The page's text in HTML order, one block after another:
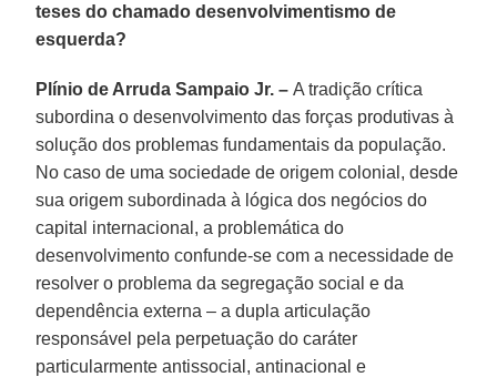
teses do chamado desenvolvimentismo de
esquerda?
Plínio de Arruda Sampaio Jr. –A tradição crítica
subordina o desenvolvimento das forças produtivas à
solução dos problemas fundamentais da população.
No caso de uma sociedade de origem colonial, desde
sua origem subordinada à lógica dos negócios do
capital internacional, a problemática do
desenvolvimento confunde-se com a necessidade de
resolver o problema da segregação social e da
dependência externa – a dupla articulação
responsável pela perpetuação do caráter
particularmente antissocial, antinacional e